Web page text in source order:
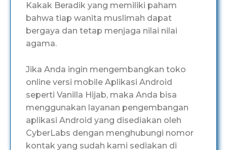
Kakak Beradik yang memiliki paham
bahwa tiap wanita muslimah dapat
bergaya dan tetap menjaga nilai nilai
agama.
Jika Anda ingin mengembangkan toko
online versi mobile Aplikasi Android
seperti Vanilla Hijab, maka Anda bisa
menggunakan layanan pengembangan
aplikasi Android yang disediakan oleh
CyberLabs dengan menghubungi nomor
kontak yang sudah kami sediakan di